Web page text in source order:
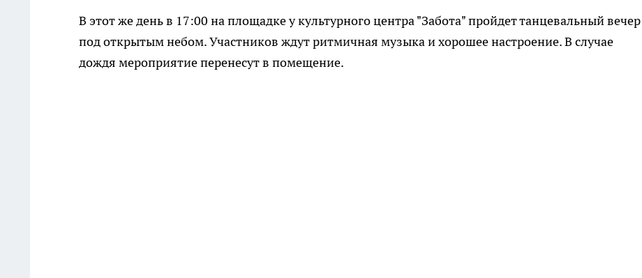
В этот же день в 17:00 на площадке у культурного центра "Забота" пройдет танцевальный вечер
под открытым небом. Участников ждут ритмичная музыка и хорошее настроение. В случае
дождя мероприятие перенесут в помещение.